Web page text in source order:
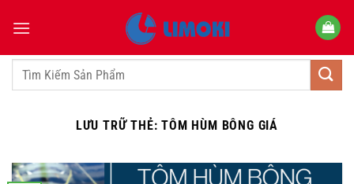
qua
dungTìm
LƯU TRỮ THẺ:TÔM HÙM BÔNG GIÁ